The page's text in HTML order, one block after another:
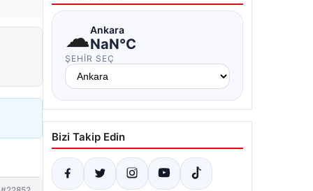
☁Ankara
NaN°C
ŞEHIR SEÇ
Bizi Takip Edin